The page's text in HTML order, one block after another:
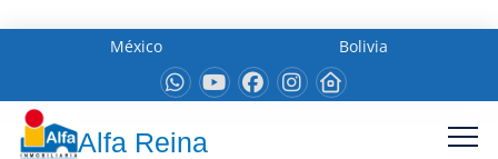
México Bolivia
Alfa Reina